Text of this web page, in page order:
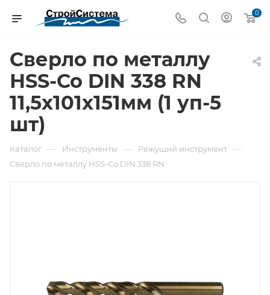
0
Сверло по металлу
НSS-Co DIN 338 RN
11,5x101x151мм (1 уп-5
шт)
Каталог — Инструменты — Режущий инструмент —
Сверло по металлу НSS-Co DIN 338 RN